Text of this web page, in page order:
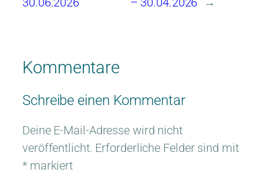
Kommentare
Schreibe einen Kommentar
Deine E-Mail-Adresse wird nicht
veröffentlicht. Erforderliche Felder sind mit
*markiert